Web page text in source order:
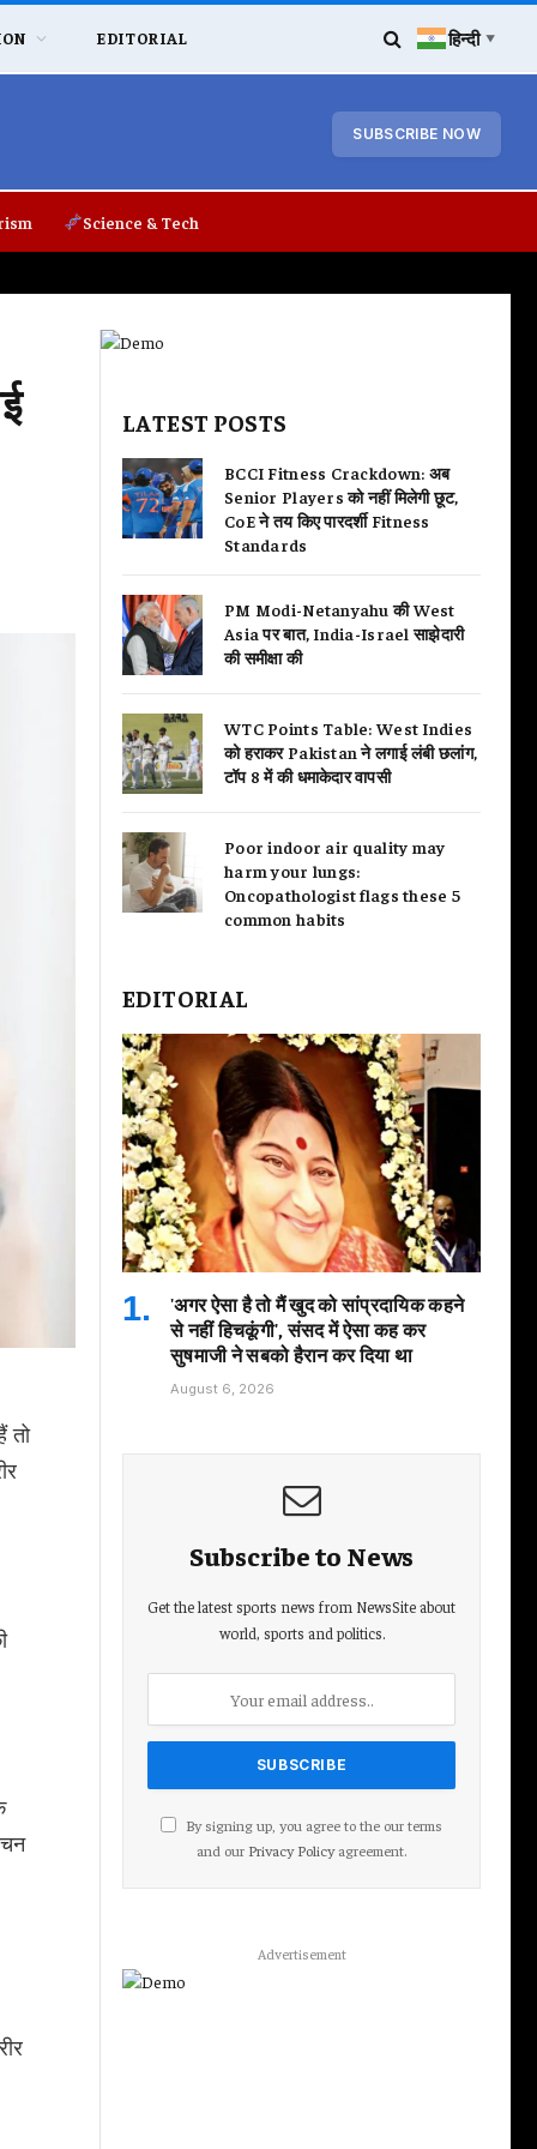
EDITORIAL हिन्दी ▼
SUBSCRIBE NOW
Science & Tech
तो
LATEST POSTS
BCCI Fitness Crackdown: अब
Senior Players को नहीं मिलेगी छूट,
CoE ने तय किए पारदर्शी Fitness
Standards
PM Modi-Netanyahu की West
Asia पर बात, India-Israel साझेदारी
की समीक्षा की
WTC Points Table: West Indies
को हराकर Pakistan ने लगाई लंबी छलांग,
टॉप 8 में की धमाकेदार वापसी
Poor indoor air quality may
harm your lungs:
Oncopathologist flags these 5
common habits
EDITORIAL
'अगर ऐसा है तो मैं खुद को सांप्रदायिक कहने
से नहीं हिचकूंगी', संसद में ऐसा कह कर
सुषमाजी ने सबको हैरान कर दिया था
August 6, 2026
Subscribe to News
Get the latest sports news from NewsSite about
world, sports and politics.
By signing up, you agree to the our terms
and our Privacy Policyagreement.
Advertisement